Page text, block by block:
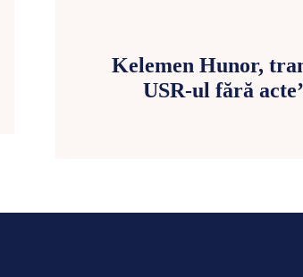
Kelemen Hunor,
USR-ul fără